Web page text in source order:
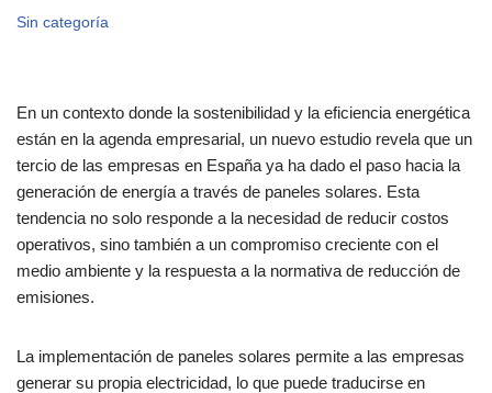
Sin categoría
En un contexto donde la sostenibilidad y la eficiencia energética
están en la agenda empresarial, un nuevo estudio revela que un
tercio de las empresas en España ya ha dado el paso hacia la
generación de energía a través de paneles solares. Esta
tendencia no solo responde a la necesidad de reducir costos
operativos, sino también a un compromiso creciente con el
medio ambiente y la respuesta a la normativa de reducción de
emisiones.
La implementación de paneles solares permite a las empresas
generar su propia electricidad, lo que puede traducirse en